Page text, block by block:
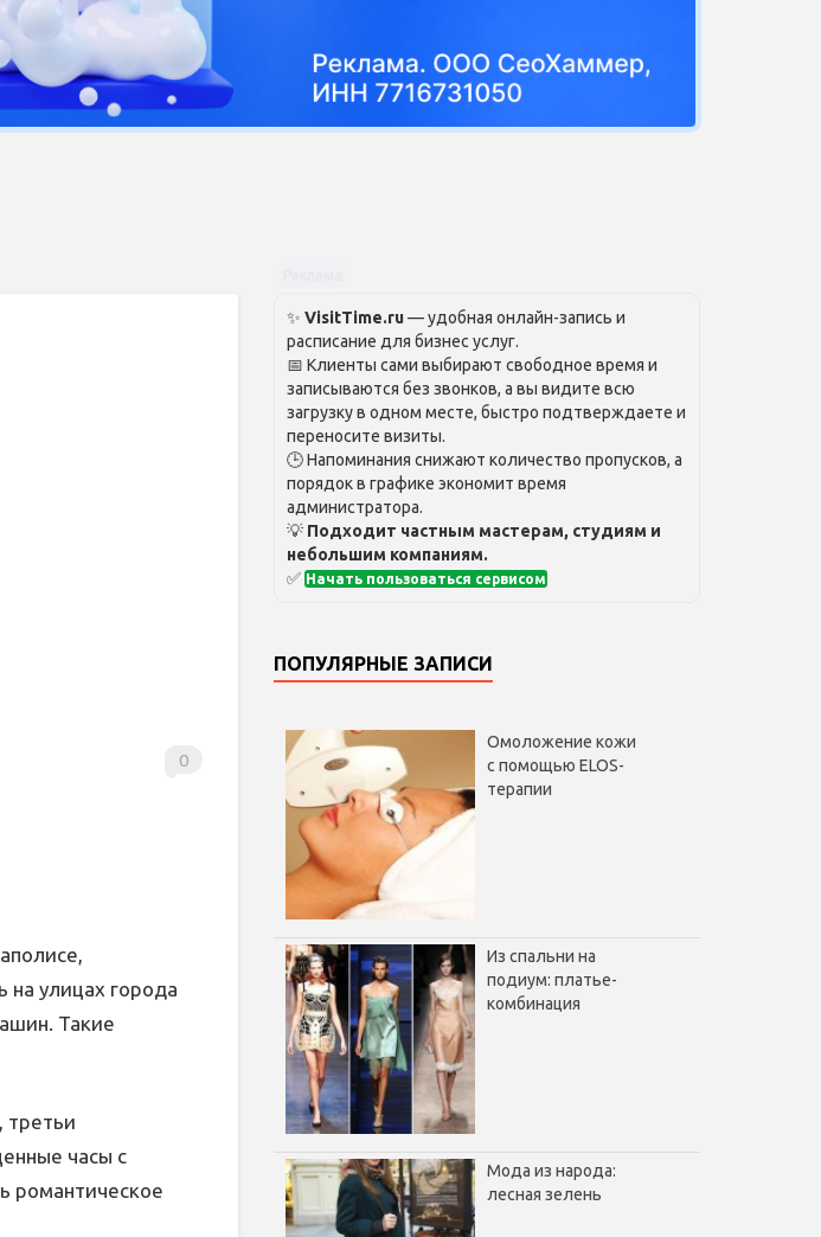
0
на улицах города
Такие
третьи
часы с
романтическое
✨ VisitTime.ru— удобная онлайн-запись и
расписание для бизнес услуг.
📅 Клиенты сами выбирают свободное время и
записываются без звонков, а вы видите всю
загрузку в одном месте, быстро подтверждаете и
переносите визиты.
🕒 Напоминания снижают количество пропусков, а
порядок в графике экономит время
администратора.
💡 Подходит частным мастерам, студиям и
небольшим компаниям.
✅ Начать пользоваться сервисом
ПОПУЛЯРНЫЕ ЗАПИСИ
Омоложение кожи
с помощью ELOS-
терапии
Из спальни на
подиум: платье-
комбинация
Мода из народа:
лесная зелень